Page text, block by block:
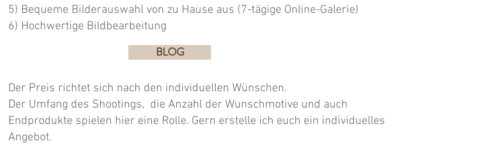
5) Bequeme Bilderauswahl von zu Hause aus (7-tägige Online-Galerie)
6) Hochwertige Bildbearbeitung
BLOG
Der Preis richtet sich nach den individuellen Wünschen.
Der Umfang des Shootings, die Anzahl der Wunschmotive und auch
Endprodukte spielen hier eine Rolle. Gern erstelle ich euch ein individuelles
Angebot.